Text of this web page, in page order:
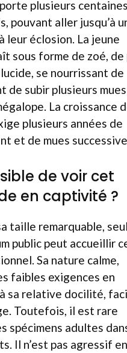
plusieurs
pouvant aller jusqu’à
leur éclosion. La jeune
sous forme de zoé,
se nourrissant de
de subir plusieurs
La croissance
plusieurs années de
et de mues
de voir cet
en captivité ?
taille remarquable,
public peut accueillir
Sa nature calme,
faibles exigences en
sa relative docilité,
Toutefois, il est rare
spécimens adultes
Il n’est pas agressif